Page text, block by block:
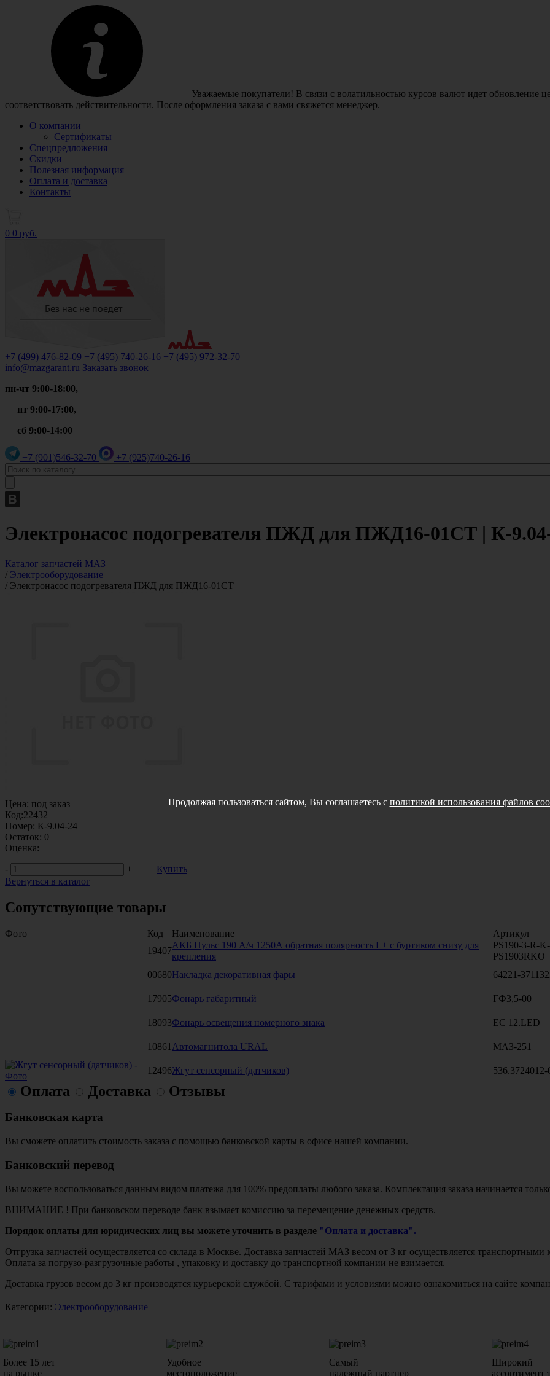
Уважаемые покупатели! В связи с волатильностью курсов валют идет обновление
соответствовать действительности. После оформления заказа с вами свяжется менеджер.
О компании
Сертификаты
Спецпредложения
Скидки
Полезная информация
Оплата и доставка
Контакты
0 0 руб.
+7 (499) 476-82-09 +7 (495) 740-26-16 +7 (495) 972-32-70
info@mazgarant.ru Заказать звонок
пн-чт 9:00-18:00,
пт 9:00-17:00,
сб 9:00-14:00
+7 (901)546-32-70 +7 (925)740-26-16
Электронасос подогревателя ПЖД для ПЖД16-01СТ | К-
Каталог запчастей МАЗ
/ Электрооборудование
/ Электронасос подогревателя ПЖД для ПЖД16-01СТ
Цена: под заказ
Код:22432
Номер: К-9.04-24
Остаток: 0
Оценка:
-
+
Купить
Вернуться в каталог
Сопутствующие товары
Фото Код Наименование
Артикул
19407
АКБ Пульс 190 А/ч 1250А обратная полярность L+ с буртиком снизу для
крепления
PS190-3-R-
PS1903RKO
00680Накладка декоративная фары 64221-
17905Фонарь габаритный ГФ3,5-00
18093Фонарь освещения номерного знака ЕС 12.LED
10861 Автомагнитола URAL МАЗ-251
12496Жгут сенсорный (датчиков) 536.3724012-
Оплата Доставка Отзывы
Банковская карта
Вы сможете оплатить стоимость заказа с помощью банковской карты в офисе нашей компании.
Банковский перевод
Вы можете воспользоваться данным видом платежа для 100% предоплаты любого заказа. Комплектация заказа начинается
ВНИМАНИЕ ! При банковском переводе банк взымает комиссию за перемещение денежных средств.
Порядок оплаты для юридических лиц вы можете уточнить в разделе "Оплата и доставка".
Отгрузка запчастей осуществляется со склада в Москве. Доставка запчастей МАЗ весом от 3 кг осуществляется
Оплата за погрузо-разгрузочные работы , упаковку и доставку до транспортной компании не взимается.
Доставка грузов весом до 3 кг производятся курьерской службой. С тарифами и условиями можно ознакомиться на сайте
Категории: Электрооборудование
Более 15 лет
на рынке
Удобное
местоположение
Самый
надежный партнер
Широкий
ассортимент
Продолжая пользоваться сайтом, Вы соглашаетесь с политикой использования файлов